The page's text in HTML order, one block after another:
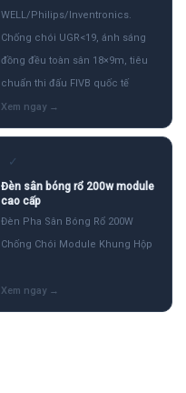
WELL/Philips/Inventronics.
Chống chói UGR<19, ánh sáng
đồng đều toàn sân 18×9m, tiêu
chuẩn thi đấu FIVB quốc tế
✓
Đèn sân bóng rổ 200w module
cao cấp
Đèn Pha Sân Bóng Rổ 200W
Chống Chói Module Khung Hộp